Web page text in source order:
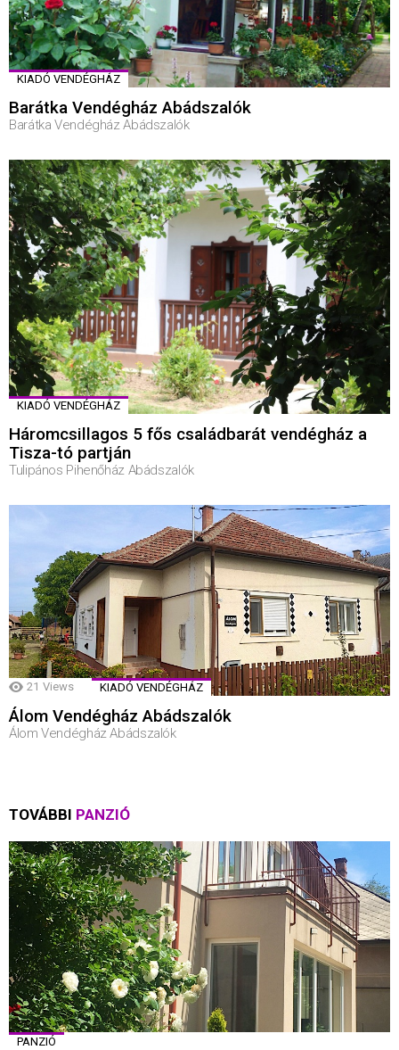
KIADÓ VENDÉGHÁZ
Barátka Vendégház Abádszalók
Barátka Vendégház Abádszalók
KIADÓ VENDÉGHÁZ
Háromcsillagos 5 fős családbarát vendégház a
Tisza-tó partján
Tulipános Pihenőház Abádszalók
21 Views KIADÓ VENDÉGHÁZ
Álom Vendégház Abádszalók
Álom Vendégház Abádszalók
TOVÁBBI PANZIÓ
PANZIÓ